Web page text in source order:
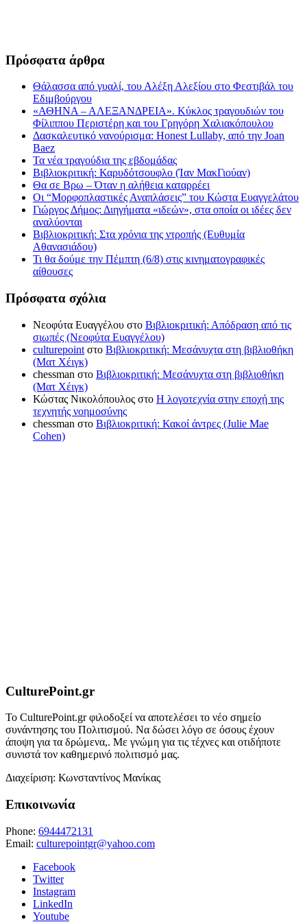
Πρόσφατα άρθρα
Θάλασσα από γυαλί, του Αλέξη Αλεξίου στο Φεστιβάλ του
Εδιμβούργου
«ΑΘΗΝΑ – ΑΛΕΞΑΝΔΡΕΙΑ». Κύκλος τραγουδιών του
Φίλιππου Περιστέρη και του Γρηγόρη Χαλιακόπουλου
Δασκαλευτικό νανούρισμα: Honest Lullaby, από την Joan
Baez
Τα νέα τραγούδια της εβδομάδας
Βιβλιοκριτική: Καρυδότσουφλο (Ίαν ΜακΓιούαν)
Θα σε Βρω – Όταν η αλήθεια καταρρέει
Οι “Μορφοπλαστικές Αναπλάσεις” του Κώστα Ευαγγελάτου
Γιώργος Δήμος: Διηγήματα «ιδεών», στα οποία οι ιδέες δεν
αναλύονται
Βιβλιοκριτική: Στα χρόνια της ντροπής (Ευθυμία
Αθανασιάδου)
Τι θα δούμε την Πέμπτη (6/8) στις κινηματογραφικές
αίθουσες
Πρόσφατα σχόλια
Νεοφύτα Ευαγγέλου στο Βιβλιοκριτική: Απόδραση από τις
σιωπές (Νεοφύτα Ευαγγέλου)
culturepoint στο Βιβλιοκριτική: Μεσάνυχτα στη βιβλιοθήκη
(Ματ Χέιγκ)
chessman στο Βιβλιοκριτική: Μεσάνυχτα στη βιβλιοθήκη
(Ματ Χέιγκ)
Κώστας Νικολόπουλος στο Η λογοτεχνία στην εποχή της
τεχνητής νοημοσύνης
chessman στο Βιβλιοκριτική: Κακοί άντρες (Julie Mae
Cohen)
CulturePoint.gr
Το CulturePoint.gr φιλοδοξεί να αποτελέσει το νέο σημείο
συνάντησης του Πολιτισμού. Να δώσει λόγο σε όσους έχουν
άποψη για τα δρώμενα,. Με γνώμη για τις τέχνες και οτιδήποτε
συνιστά τον καθημερινό πολιτισμό μας.
Διαχείριση: Κωνσταντίνος Μανίκας
Επικοινωνία
Phone: 6944472131
Email: culturepointgr@yahoo.com
Facebook
Twitter
Instagram
LinkedIn
Youtube